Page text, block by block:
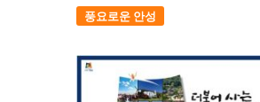
풍요로운 안성